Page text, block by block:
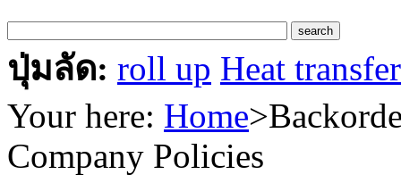
ปุ่มลัด: roll up Heat
Your here: Home>
Company Policies